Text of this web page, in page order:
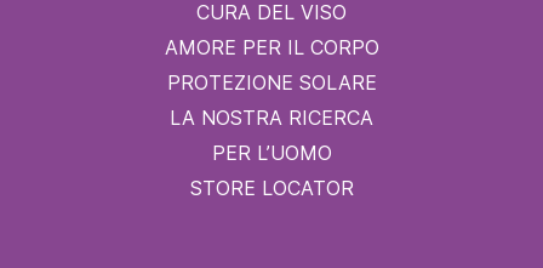
CURA DEL VISO
AMORE PER IL CORPO
PROTEZIONE SOLARE
LA NOSTRA RICERCA
PER L’UOMO
STORE LOCATOR